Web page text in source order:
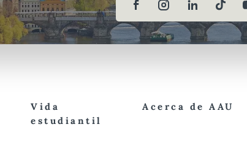
Vida
estudiantil
Acerca de AAU